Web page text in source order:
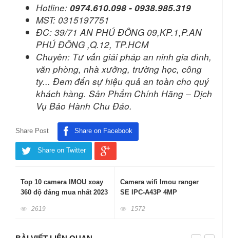
Hotline: 0974.610.098 - 0938.985.319
MST: 0315197751
ĐC: 39/71 AN PHÚ ĐÔNG 09,KP.1,P.AN
PHÚ ĐÔNG ,Q.12, TP.HCM
Chuyên: Tư vấn giải pháp an ninh gia đình,
văn phòng, nhà xưởng, trường học, công
ty... Đem đến sự hiệu quả an toàn cho quý
khách hàng. Sản Phẩm Chính Hãng – Dịch
Vụ Bảo Hành Chu Đáo.
Share Post Share on Facebook
Share on Twitter
Top 10 camera IMOU xoay
360 độ đáng mua nhất 2023
2619
Camera wifi Imou ranger
SE IPC-A43P 4MP
1572